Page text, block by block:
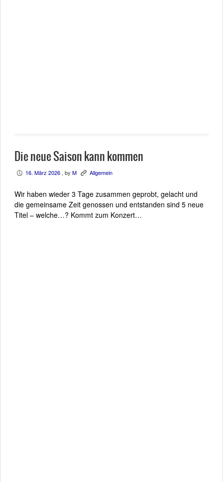
Die neue Saison kann kommen
P 16. März 2026 , by M K Allgemein
Wir haben wieder 3 Tage zusammen geprobt, gelacht und
die gemeinsame Zeit genossen und entstanden sind 5 neue
Titel – welche…? Kommt zum Konzert…